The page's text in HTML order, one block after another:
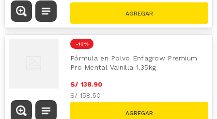
-12 %
Fórmula en Polvo Enfagrow Premium
Pro Mental Vainilla 1.35kg
S/ 138.90
S/158.50